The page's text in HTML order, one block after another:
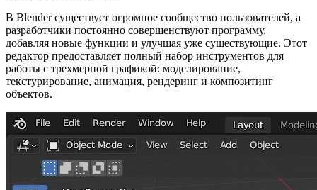
В Blender существует огромное сообщество пользователей, а
разработчики постоянно совершенствуют программу,
добавляя новые функции и улучшая уже существующие. Этот
редактор предоставляет полный набор инструментов для
работы с трехмерной графикой: моделирование,
текстурирование, анимация, рендеринг и композитинг
объектов.